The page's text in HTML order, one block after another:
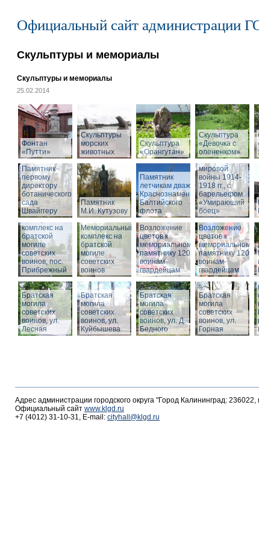
Официальный сайт администрации
Скульптуры и мемориалы
Скульптуры и мемориалы
25.02.2014
Фонтан
«Путти»
Скульптуры
морских
животных
Скульптура
«Орангутан»
Скульптура
«Девочка с
олененком»
Памятник
первому
директору
ботанического
сада
Швайггеру
Памятник
М.И. Кутузову
Памятник
летчикам дважды
Краснознаменного
Балтийского
флота
Памятник
воинам,
погибшим в
годы Первой
мировой
войны 1914-
1918 гг., с
барельефом
«Умирающий
боец»
Мемориальный
комплекс на
братской
могиле
советских
воинов, пос.
Прибрежный
Мемориальный
комплекс на
братской
могиле
советских
воинов
Возложение
цветов к
мемориальному
памятнику 1200
воинам-
гвардейцам
Возложение
цветов к
мемориальному
памятнику 1200
воинам-
гвардейцам
Братская
могила
советских
воинов, ул.
Лесная
Братская
могила
советских
воинов, ул.
Куйбышева
Братская
могила
советских
воинов, ул. Д.
Бедного
Братская
могила
советских
воинов, ул.
Горная
Адрес администрации городского округа "Город Калининград:
Официальный сайт www.klgd.ru
+7 (4012) 31-10-31, E-mail: cityhall@klgd.ru